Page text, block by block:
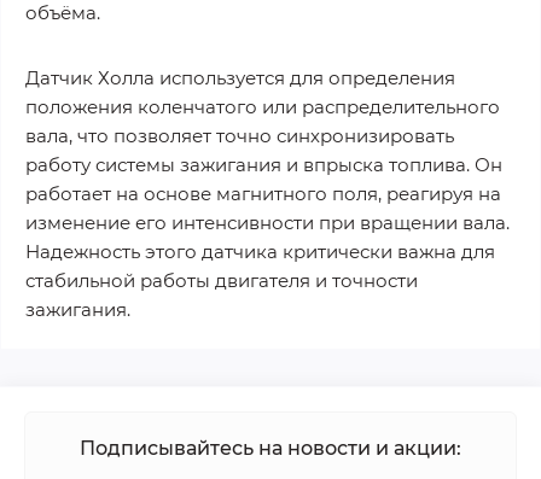
объёма.
Датчик Холла используется для определения
положения коленчатого или распределительного
вала, что позволяет точно синхронизировать
работу системы зажигания и впрыска топлива. Он
работает на основе магнитного поля, реагируя на
изменение его интенсивности при вращении вала.
Надежность этого датчика критически важна для
стабильной работы двигателя и точности
зажигания.
Подписывайтесь на новости и акции: